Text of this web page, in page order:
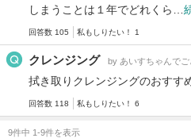
しまうことは１年でどれくら…
回答数 105 私もしりたい！ 1
クレンジング by あいすちゃんで
拭き取りクレンジングのおすす
回答数 118 私もしりたい！ 6
9件中 1-9件を表示